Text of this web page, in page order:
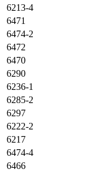
6213-4
6471
6474-2
6472
6470
6290
6236-1
6285-2
6297
6222-2
6217
6474-4
6466